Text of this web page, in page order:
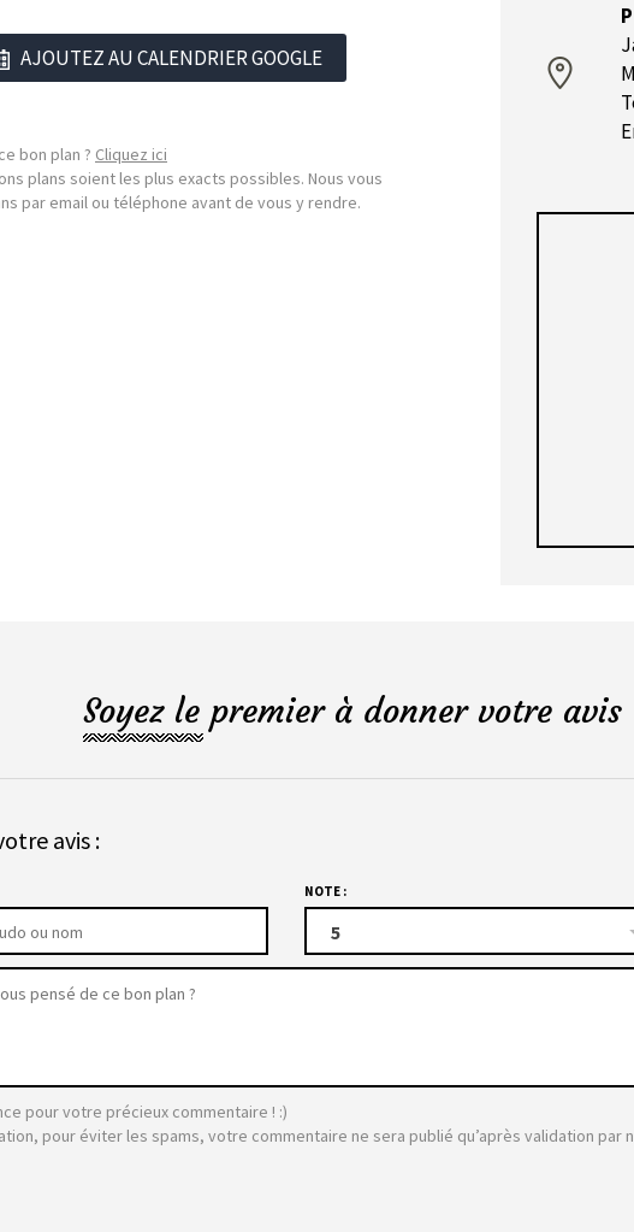
AJOUTEZ AU CALENDRIER GOOGLE
bon plan ? Cliquez ici
plans soient les plus exacts possibles. Nous vous
par email ou téléphone avant de vous y rendre.
Soyez le premier à donner votre
avis :
NOTE :
5
pour votre précieux commentaire ! :)
pour éviter les spams, votre commentaire ne sera publié qu’après validation par